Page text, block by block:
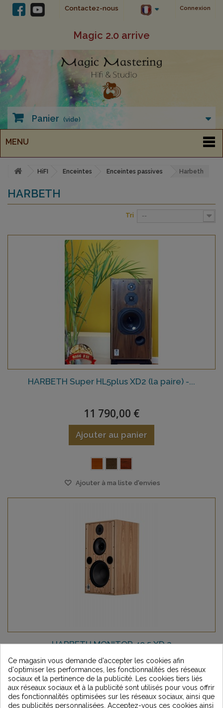
Connexion
Contactez-nous
Magic 2.0 arrive
Panier (vide)
MENU
HiFI Enceintes Enceintes passives Harbeth
HARBETH
Tri --
HARBETH Super HL5plus XD2 (la paire) -...
11 790,00 €
Ajouter au panier
Ajouter à ma liste d'envies
HARBETH MONITOR 40.5 XD 2
18 749,00 €
Ajouter au panier
Ce magasin vous demande d'accepter les cookies afin
d'optimiser les performances, les fonctionnalités des réseaux
sociaux et la pertinence de la publicité. Les cookies tiers liés
aux réseaux sociaux et à la publicité sont utilisés pour vous offrir
des fonctionnalités optimisées sur les réseaux sociaux, ainsi que
des publicités personnalisées. Acceptez-vous ces cookies ainsi